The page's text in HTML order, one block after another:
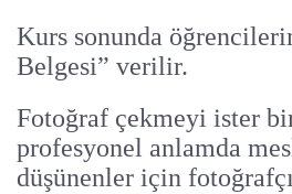
Kurs sonunda
Belgesi” verilir.
Fotoğraf çekmeyi ister
profesyonel anlamda
düşünenler için